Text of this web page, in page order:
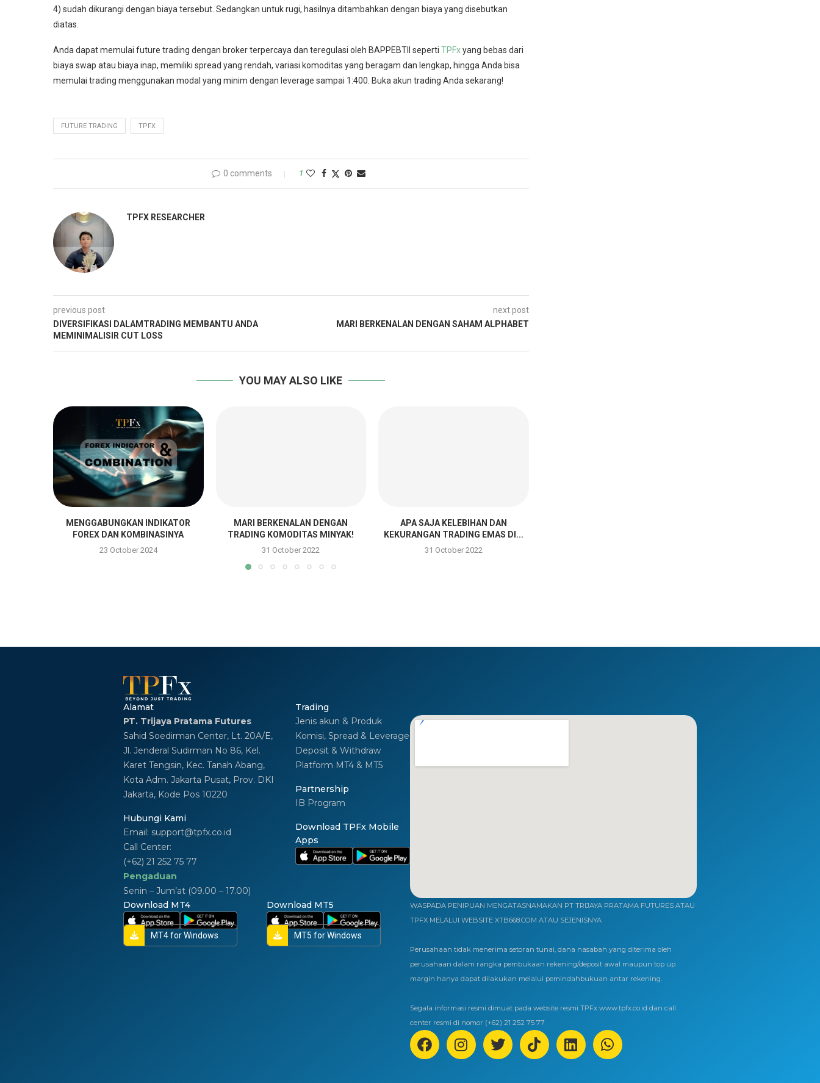
4) sudah dikurangi dengan biaya tersebut. Sedangkan untuk rugi, hasilnya ditambahkan dengan biaya yang disebutkan
diatas.
Anda dapat memulai future trading dengan broker terpercaya dan teregulasi oleh BAPPEBTIl seperti TPFxyang bebas dari
biaya swap atau biaya inap, memiliki spread yang rendah, variasi komoditas yang beragam dan lengkap, hingga Anda bisa
memulai trading menggunakan modal yang minim dengan leverage sampai 1:400. Buka akun trading Anda sekarang!
FUTURE TRADING TPFX
0 comments 1
TPFX RESEARCHER
previous post
DIVERSIFIKASI DALAMTRADING MEMBANTU ANDA
MEMINIMALISIR CUT LOSS
next post
MARI BERKENALAN DENGAN SAHAM ALPHABET
YOU MAY ALSO LIKE
MENGGABUNGKAN INDIKATOR
FOREX DAN KOMBINASINYA
23 October 2024
MARI BERKENALAN DENGAN
TRADING KOMODITAS MINYAK!
31 October 2022
APA SAJA KELEBIHAN DAN
KEKURANGAN TRADING EMAS DI...
31 October 2022
Alamat
PT. Trijaya Pratama Futures
Sahid Soedirman Center, Lt. 20A/E,
Jl. Jenderal Sudirman No 86, Kel.
Karet Tengsin, Kec. Tanah Abang,
Kota Adm. Jakarta Pusat, Prov. DKI
Jakarta, Kode Pos 10220
Hubungi Kami
Email: support@tpfx.co.id
Call Center:
(+62) 21 252 75 77
Pengaduan
Senin – Jum’at (09.00 – 17.00)
Trading
Jenis akun & Produk
Komisi, Spread & Leverage
Deposit & Withdraw
Platform MT4 & MT5
Partnership
IB Program
Download TPFx Mobile
Apps
Download MT4
MT4 for Windows
Download MT5
MT5 for Windows
WASPADA PENIPUAN MENGATASNAMAKAN PT TRIJAYA PRATAMA FUTURES ATAU
TPFX MELALUI WEBSITE XTB668.COM ATAU SEJENISNYA
Perusahaan tidak menerima setoran tunai, dana nasabah yang diterima oleh
perusahaan dalam rangka pembukaan rekening/deposit awal maupun top up
margin hanya dapat dilakukan melalui pemindahbukuan antar rekening.
Segala informasi resmi dimuat pada website resmi TPFx www.tpfx.co.id dan call
center resmi di nomor (+62) 21 252 75 77